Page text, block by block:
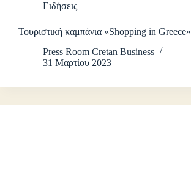
Ειδήσεις
Τουριστική καμπάνια «Shopping in Greece»
Press Room Cretan Business
31 Μαρτίου 2023